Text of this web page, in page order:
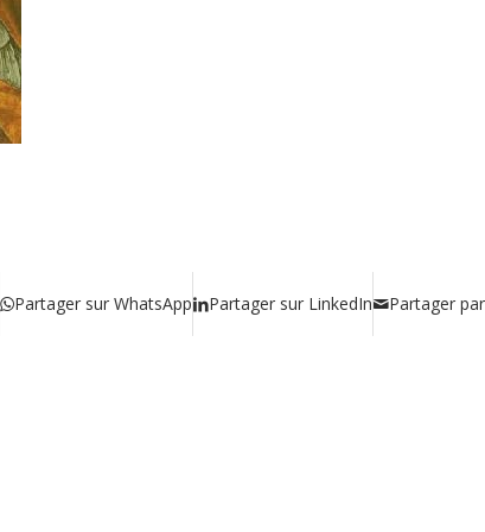
Partager sur WhatsApp Partager sur LinkedIn Partager